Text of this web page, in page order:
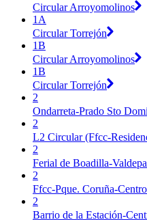
Circular Arroyomolinos
1A
Circular Torrejón
1B
Circular Arroyomolinos
1B
Circular Torrejón
2
Ondarreta-Prado Sto
2
L2 Circular (Ffcc-
2
Ferial de Boadilla-
2
Ffcc-Pque. Coruña-
2
Barrio de la Estación-